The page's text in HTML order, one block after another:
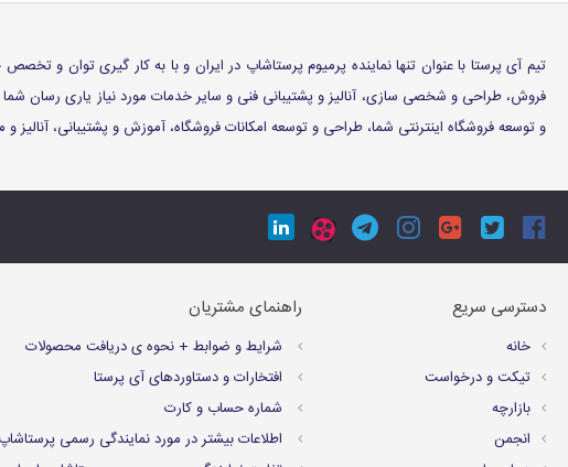
تیم آی پرستا با عنوان تنها نماینده پرمیوم پرستاشاپ در ایران و با به کار گیری توان و
فروش، طراحی و شخصی سازی، آنالیز و پشتیبانی فنی و سایر خدمات مورد نیاز یاری رسان
و توسعه فروشگاه اینترنتی شما، طراحی و توسعه امکانات فروشگاه، آموزش و پشتیبانی،
دسترسی سریع
خانه
تیکت و درخواست
بازارچه
انجمن
راهنمای مشتریان
شرايط و ضوابط + نحوه ی دریافت محصولات
افتخارات و دستاوردهای آی پرستا
شماره حساب و کارت
اطلاعات بیشتر در مورد نمایندگی رسمی